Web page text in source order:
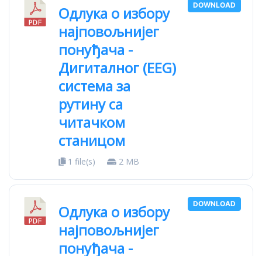
Одлука о избору
најповољнијег
понуђача -
Дигиталног (EEG)
система за
рутину са
читачком
станицом
1 file(s) 2 MB
DOWNLOAD
Одлука о избору
најповољнијег
понуђача -
DOWNLOAD